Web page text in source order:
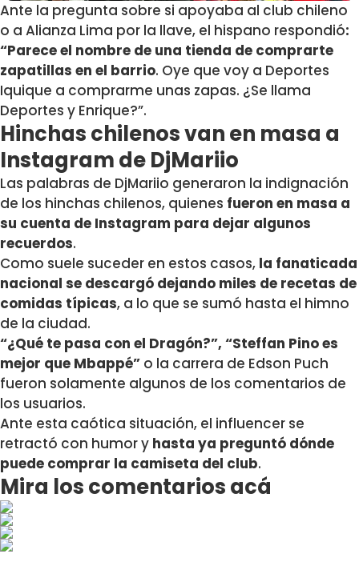
Ante la pregunta sobre si apoyaba al club chileno
o a Alianza Lima por la llave, el hispano respondió:
“Parece el nombre de una tienda de comprarte
zapatillas en el barrio. Oye que voy a Deportes
Iquique a comprarme unas zapas. ¿Se llama
Deportes y Enrique?”.
Hinchas chilenos van en masa a
Instagram de DjMariio
Las palabras de DjMariio generaron la indignación
de los hinchas chilenos, quienes fueron en masa a
su cuenta de Instagram para dejar algunos
recuerdos.
Como suele suceder en estos casos, la fanaticada
nacional se descargó dejando miles de recetas de
comidas típicas, a lo que se sumó hasta el himno
de la ciudad.
“¿Qué te pasa con el Dragón?”, “Steffan Pino es
mejor que Mbappé” o la carrera de Edson Puch
fueron solamente algunos de los comentarios de
los usuarios.
Ante esta caótica situación, el influencer se
retractó con humor y hasta ya preguntó dónde
puede comprar la camiseta del club.
Mira los comentarios acá